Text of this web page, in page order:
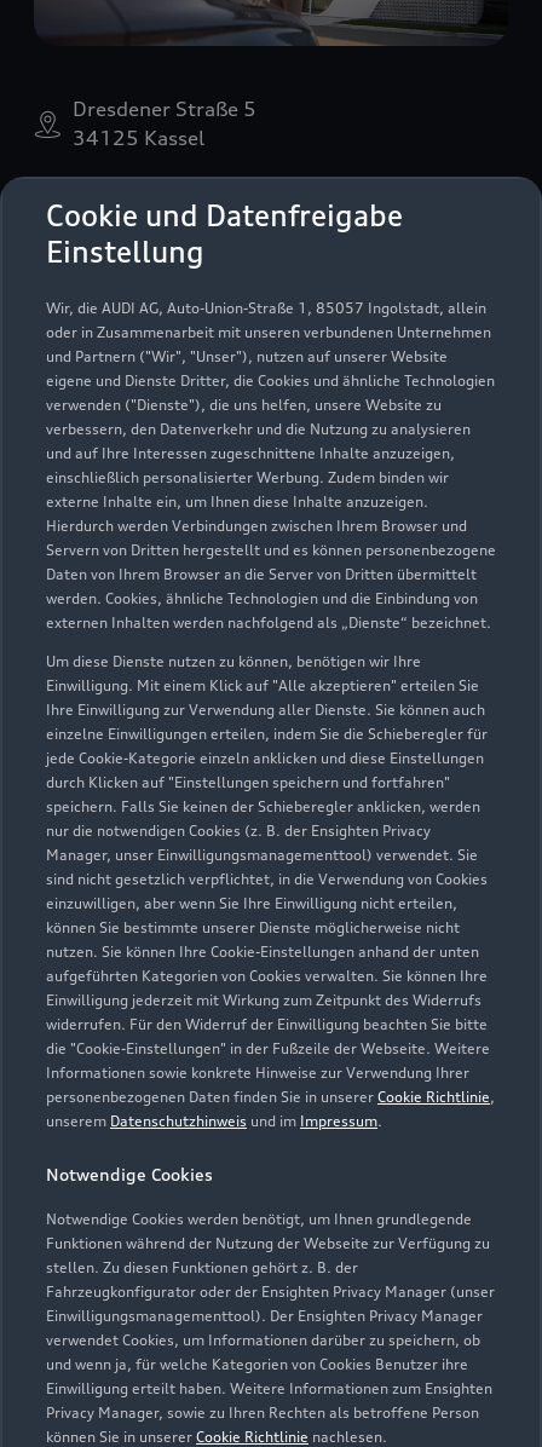
Cookie und Datenfreigabe
Einstellung
Wir, die AUDI AG, Auto-Union-Straße 1, 85057 Ingolstadt, allein
oder in Zusammenarbeit mit unseren verbundenen Unternehmen
und Partnern ("Wir", "Unser"), nutzen auf unserer Website
eigene und Dienste Dritter, die Cookies und ähnliche Technologien
verwenden ("Dienste"), die uns helfen, unsere Website zu
verbessern, den Datenverkehr und die Nutzung zu analysieren
und auf Ihre Interessen zugeschnittene Inhalte anzuzeigen,
einschließlich personalisierter Werbung. Zudem binden wir
externe Inhalte ein, um Ihnen diese Inhalte anzuzeigen.
Hierdurch werden Verbindungen zwischen Ihrem Browser und
Servern von Dritten hergestellt und es können personenbezogene
Daten von Ihrem Browser an die Server von Dritten übermittelt
werden. Cookies, ähnliche Technologien und die Einbindung von
externen Inhalten werden nachfolgend als „Dienste“ bezeichnet.
Um diese Dienste nutzen zu können, benötigen wir Ihre
Einwilligung. Mit einem Klick auf "Alle akzeptieren" erteilen Sie
Ihre Einwilligung zur Verwendung aller Dienste. Sie können auch
einzelne Einwilligungen erteilen, indem Sie die Schieberegler für
jede Cookie-Kategorie einzeln anklicken und diese Einstellungen
durch Klicken auf "Einstellungen speichern und fortfahren"
speichern. Falls Sie keinen der Schieberegler anklicken, werden
nur die notwendigen Cookies (z. B. der Ensighten Privacy
Manager, unser Einwilligungsmanagementtool) verwendet. Sie
sind nicht gesetzlich verpflichtet, in die Verwendung von Cookies
einzuwilligen, aber wenn Sie Ihre Einwilligung nicht erteilen,
können Sie bestimmte unserer Dienste möglicherweise nicht
nutzen. Sie können Ihre Cookie-Einstellungen anhand der unten
aufgeführten Kategorien von Cookies verwalten. Sie können Ihre
Einwilligung jederzeit mit Wirkung zum Zeitpunkt des Widerrufs
widerrufen. Für den Widerruf der Einwilligung beachten Sie bitte
die "Cookie-Einstellungen" in der Fußzeile der Webseite. Weitere
Informationen sowie konkrete Hinweise zur Verwendung Ihrer
personenbezogenen Daten finden Sie in unserer Cookie Richtlinie,
unserem Datenschutzhinweis und im Impressum.
Notwendige Cookies
Notwendige Cookies werden benötigt, um Ihnen grundlegende
Funktionen während der Nutzung der Webseite zur Verfügung zu
stellen. Zu diesen Funktionen gehört z. B. der
Fahrzeugkonfigurator oder der Ensighten Privacy Manager (unser
Einwilligungsmanagementtool). Der Ensighten Privacy Manager
verwendet Cookies, um Informationen darüber zu speichern, ob
und wenn ja, für welche Kategorien von Cookies Benutzer ihre
Einwilligung erteilt haben. Weitere Informationen zum Ensighten
Privacy Manager, sowie zu Ihren Rechten als betroffene Person
können Sie in unserer Cookie Richtlinie nachlesen.
Dresdener Straße 5
34125 Kassel
0561 57440
akz.info@glinicke.de
Kontaktdaten herunterladen
Öffnungszeiten
Verkauf
Geschlossen,öffnet amMontag 08:30
Verkauf Gebrauchtwagen
Service
Geschlossen,öffnet amMontag 07:00
Teile & Zubehörverkauf
Geschlossen, öffnet am Montag 07:30
Zurück nach oben
Modelle
Alle Modelle
Plug-in-Hybride
Kaufen & leasen
Neuwagensuche
Gebrauchtwagensuche
Gebrauchtwagen
Finanzierung
Aktionen & Angebote
Geschäftskunden
Service & Zubehör
Saisonale Angebote
Audi Services
Garantie
Audi digital services
myAudi
Support
Kundenservice
Händlersuche
Audi Code
Über Audi
Unternehmen
Karriere